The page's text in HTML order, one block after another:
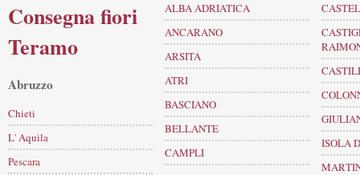
Consegna fiori
Teramo
Abruzzo
Chieti
L' Aquila
Pescara
ALBA ADRIATICA
ANCARANO
ARSITA
ATRI
BASCIANO
BELLANTE
CAMPLI
ISOLA